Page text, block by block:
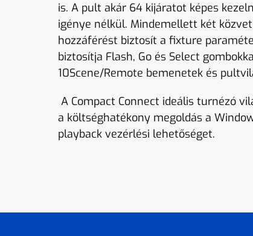
is. A pult akár 64 kijáratot képes
igénye nélkül. Mindemellett két
hozzáférést biztosít a fixture
biztosítja Flash, Go és Select
10Scene/Remote bemenetek és
A Compact Connect ideális turnézó
a költséghatékony megoldás a
playback vezérlési lehetőséget.